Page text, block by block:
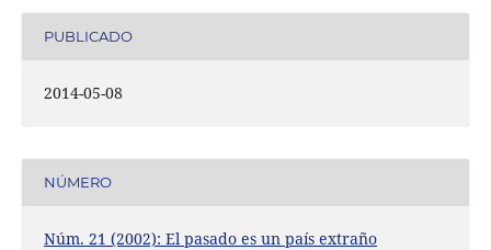
PUBLICADO
2014-05-08
NÚMERO
Núm. 21 (2002): El pasado es un país extraño